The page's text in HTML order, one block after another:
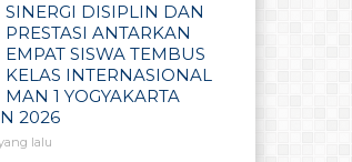
SINERGI DISIPLIN DAN
PRESTASI ANTARKAN
EMPAT SISWA TEMBUS
KELAS INTERNASIONAL
MAN 1 YOGYAKARTA
2026
lalu